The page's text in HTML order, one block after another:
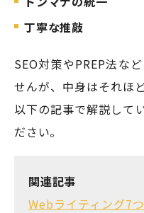
丁寧な推敲
SEO対策やPREP法な
せんが、中身はそれほ
以下の記事で解説して
ださい。
関連記事
Webライティング7